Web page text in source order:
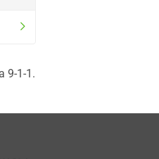
9-1-1.